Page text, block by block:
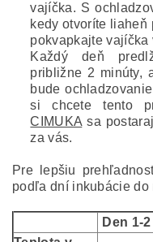
vajíčka. S
kedy otvoríte liaheň
pokvapkajte vajíčka
Každý deň
približne 2 minúty,
bude
si chcete tento
CIMUKA sa
za vás.
Pre lepšiu
podľa dní inkubácie
Den 1-2